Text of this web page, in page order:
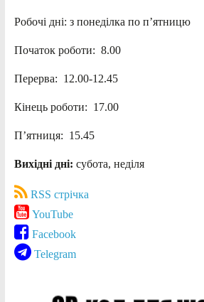
Робочі дні: з понеділка по п’ятницю
Початок роботи: 8.00
Перерва: 12.00-12.45
Кінець роботи: 17.00
П’ятниця: 15.45
Вихідні дні: субота, неділя
RSS стрічка
YouTube
Facebook
Telegram